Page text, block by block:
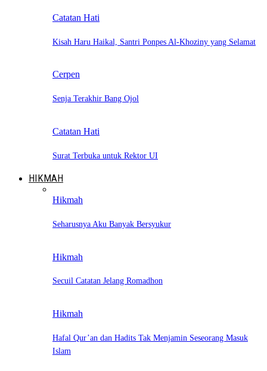
Catatan Hati
Kisah Haru Haikal, Santri Ponpes Al-Khoziny yang Selamat
Cerpen
Senja Terakhir Bang Ojol
Catatan Hati
Surat Terbuka untuk Rektor UI
HIKMAH
Hikmah
Seharusnya Aku Banyak Bersyukur
Hikmah
Secuil Catatan Jelang Romadhon
Hikmah
Hafal Qur’an dan Hadits Tak Menjamin Seseorang Masuk
Islam